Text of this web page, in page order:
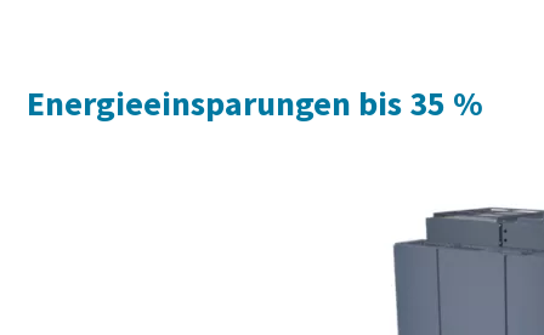
Energieeinsparungen bis 35 %